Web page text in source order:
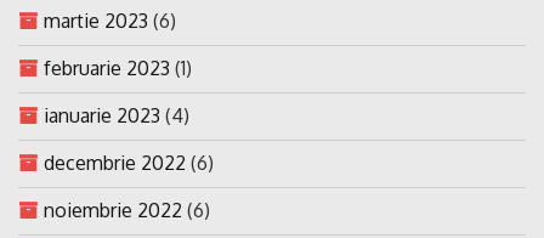
martie 2023 (6)
februarie 2023 (1)
ianuarie 2023 (4)
decembrie 2022 (6)
noiembrie 2022 (6)